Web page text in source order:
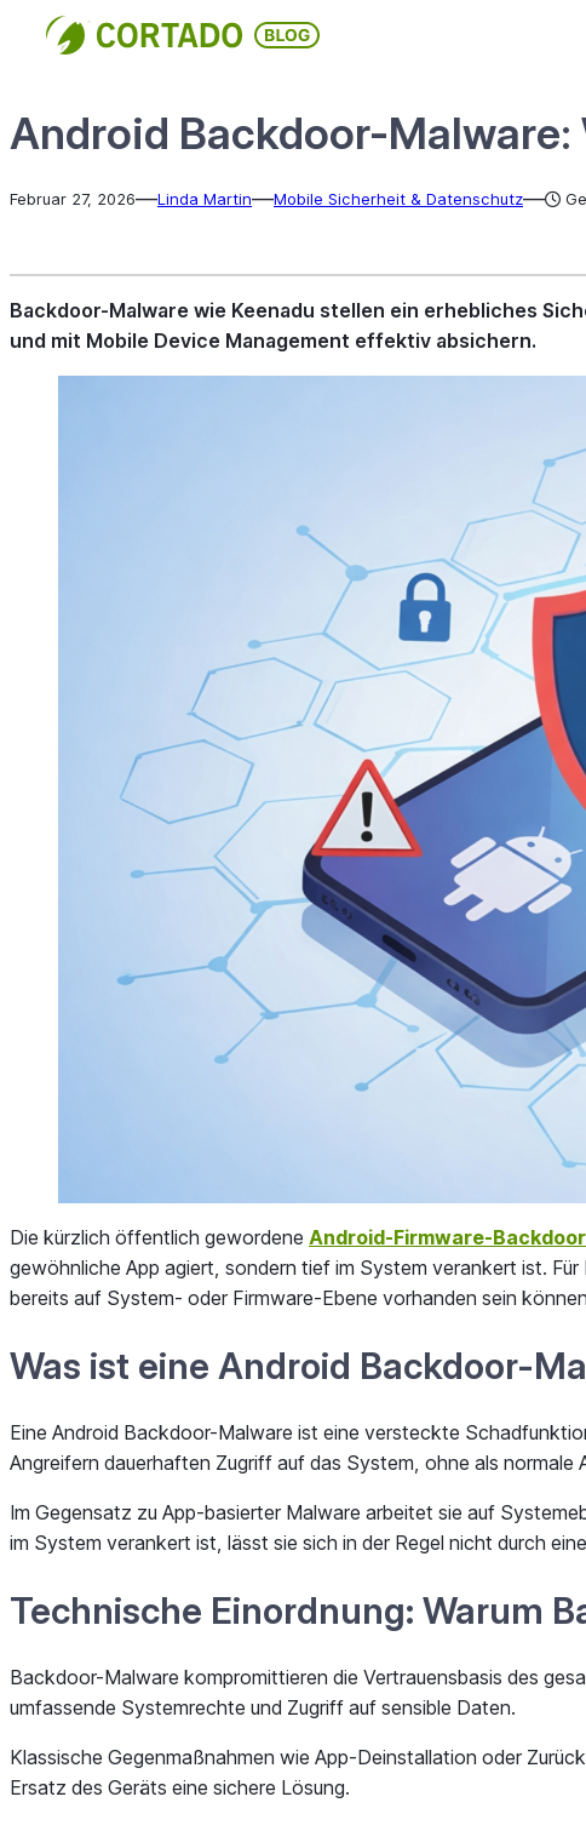
Direkt
wechseln
Android Backdoor-Malware:
Februar 27, 2026—Linda Martin—Mobile Sicherheit & Datenschutz—
Backdoor-Malware wie Keenadu stellen ein erhebliches
und mit Mobile Device Management effektiv absichern.
Die kürzlich öffentlich gewordene Android-Firmware-Backdoor
gewöhnliche App agiert, sondern tief im System verankert ist.
bereits auf System- oder Firmware-Ebene vorhanden sein
Was ist eine Android Backdoor-
Eine Android Backdoor-Malware ist eine versteckte
Angreifern dauerhaften Zugriff auf das System, ohne als normale
Im Gegensatz zu App-basierter Malware arbeitet sie auf
im System verankert ist, lässt sie sich in der Regel nicht durch
Technische Einordnung: Warum
Backdoor-Malware kompromittieren die Vertrauensbasis des
umfassende Systemrechte und Zugriff auf sensible Daten.
Klassische Gegenmaßnahmen wie App-Deinstallation oder
Ersatz des Geräts eine sichere Lösung.